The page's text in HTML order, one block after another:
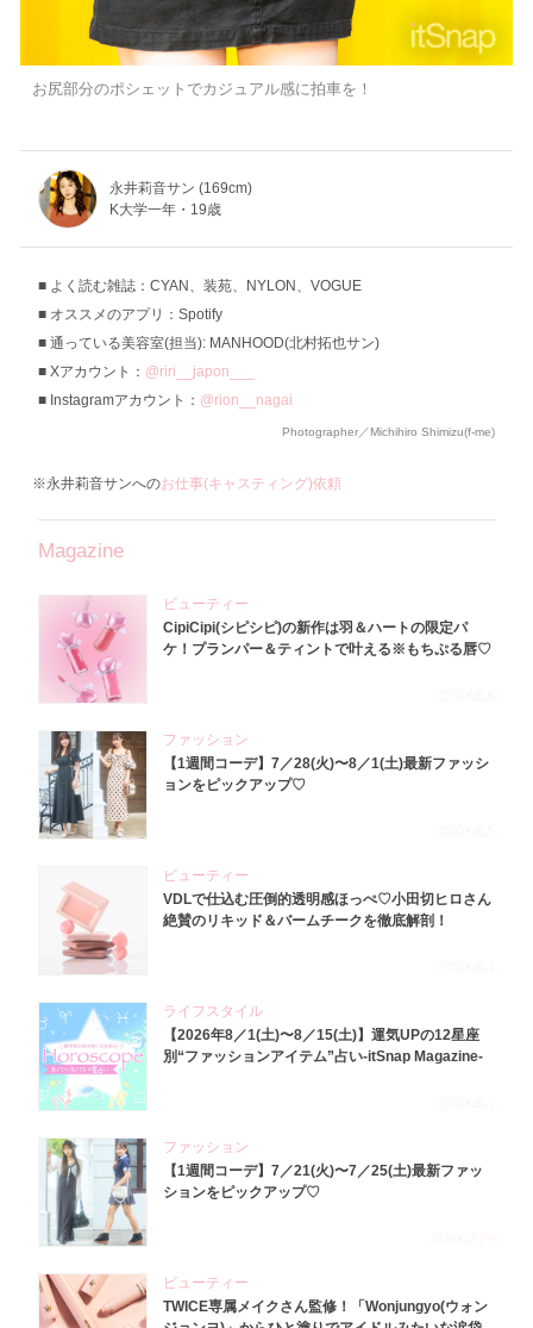
お尻部分のポシェットでカジュアル感に拍車を！
永井莉音サン (169cm)
K大学一年・19歳
よく読む雑誌：CYAN、装苑、NYLON、VOGUE
オススメのアプリ：Spotify
通っている美容室(担当): MANHOOD(北村拓也サン)
Xアカウント： @riri__japon___
Instagramアカウント： @rion__nagai
Photographer／Michihiro Shimizu(f-me)
※永井莉音サンへのお仕事(キャスティング)依頼
Magazine
ビューティー
CipiCipi(シピシピ)の新作は羽＆ハートの限定パ
ケ！プランパー＆ティントで叶える※もちぷる唇♡
ファッション
【1週間コーデ】7／28(火)〜8／1(土)最新ファッシ
ョンをピックアップ♡
ビューティー
VDLで仕込む圧倒的透明感ほっぺ♡小田切ヒロさん
絶賛のリキッド＆バームチークを徹底解剖！
ライフスタイル
【2026年8／1(土)〜8／15(土)】運気UPの12星座
別“ファッションアイテム”占い-itSnap Magazine-
ファッション
【1週間コーデ】7／21(火)〜7／25(土)最新ファッ
ションをピックアップ♡
ビューティー
TWICE専属メイクさん監修！「Wonjungyo(ウォン